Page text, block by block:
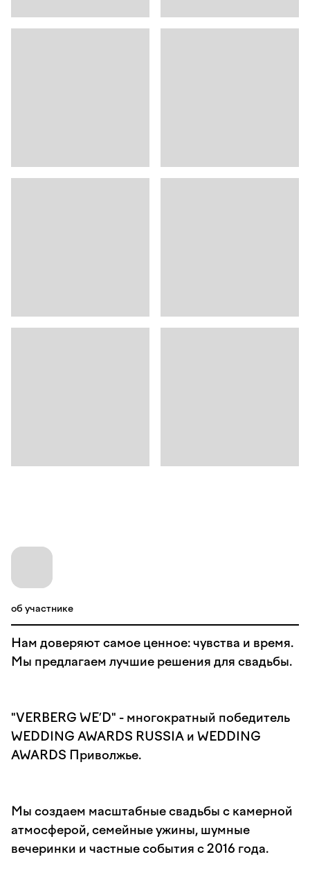
об участнике
Нам доверяют самое ценное: чувства и время.
Мы предлагаем лучшие решения для свадьбы.
"VERBERG WE’D" - многократный победитель
WEDDING AWARDS RUSSIA и WEDDING
AWARDS Приволжье.
Мы создаем масштабные свадьбы с камерной
атмосферой, семейные ужины, шумные
вечеринки и частные события с 2016 года.